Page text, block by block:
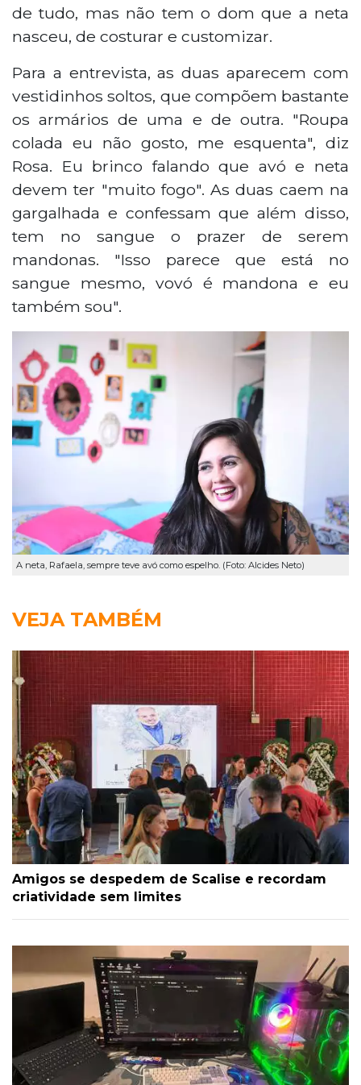
de tudo, mas não tem o dom que a neta
nasceu, de costurar e customizar.
Para a entrevista, as duas aparecem com
vestidinhos soltos, que compõem bastante
os armários de uma e de outra. "Roupa
colada eu não gosto, me esquenta", diz
Rosa. Eu brinco falando que avó e neta
devem ter "muito fogo". As duas caem na
gargalhada e confessam que além disso,
tem no sangue o prazer de serem
mandonas. "Isso parece que está no
sangue mesmo, vovó é mandona e eu
também sou".
A neta, Rafaela, sempre teve avó como espelho. (Foto: Alcides Neto)
VEJA TAMBÉM
Amigos se despedem de Scalise e recordam
criatividade sem limites